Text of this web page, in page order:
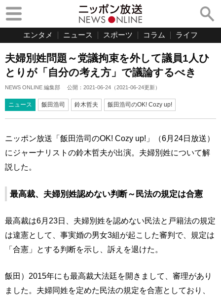
エンタメ ニュース スポーツ コラム ライフ
夫婦別姓問題～党議拘束を外して議員1人ひ
とりが「自分の考え方」で議論するべき
NEWS ONLINE 編集部 公開： 2021-06-24 （2021-06-24更新）
ニュース 飯田浩司 鈴木哲夫 飯田浩司のOK! Cozy up!
ニッポン放送「飯田浩司のOK! Cozy up!」（6月24日放送）
にジャーナリストの鈴木哲夫が出演。夫婦別姓について解
説した。
最高裁、夫婦別姓認めない判断～民法の規定は合憲
最高裁は6月23日、夫婦別姓を認めない民法と戸籍法の規定
は違憲として、事実婚の男女3組が起こした審判で、規定は
「合憲」とする判断を示し、訴えを退けた。
飯田）2015年にも最高裁大法廷を開きまして、審理があり
ました。夫婦同姓を定めた民法の規定を合憲としており、